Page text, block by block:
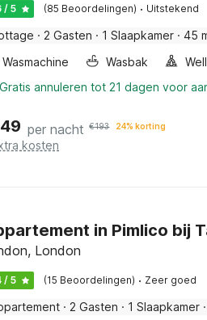
/ 5 (85 Beoordelingen) · Uitstekend
· 2 Gasten · 1 Slaapkamer · 45
Wasmachine
Wasbak
Gratis annuleren tot 21 dagen voor
per nacht €193 24% korting
kosten
in Pimlico bij
London
/ 5 (15 Beoordelingen) · Zeer goed
· 2 Gasten · 1 Slaapkamer ·